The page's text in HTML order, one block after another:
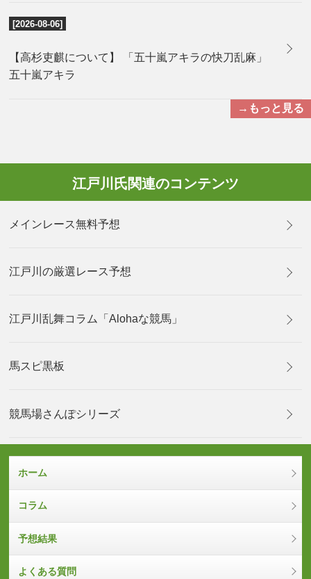
[2026-08-06]
【高杉吏麒について】 「五十嵐アキラの快刀乱麻」
五十嵐アキラ
→もっと見る
江戸川氏関連のコンテンツ
メインレース無料予想
江戸川の厳選レース予想
江戸川乱舞コラム「Alohaな競馬」
馬スピ黒板
競馬場さんぽシリーズ
ホーム
コラム
予想結果
よくある質問